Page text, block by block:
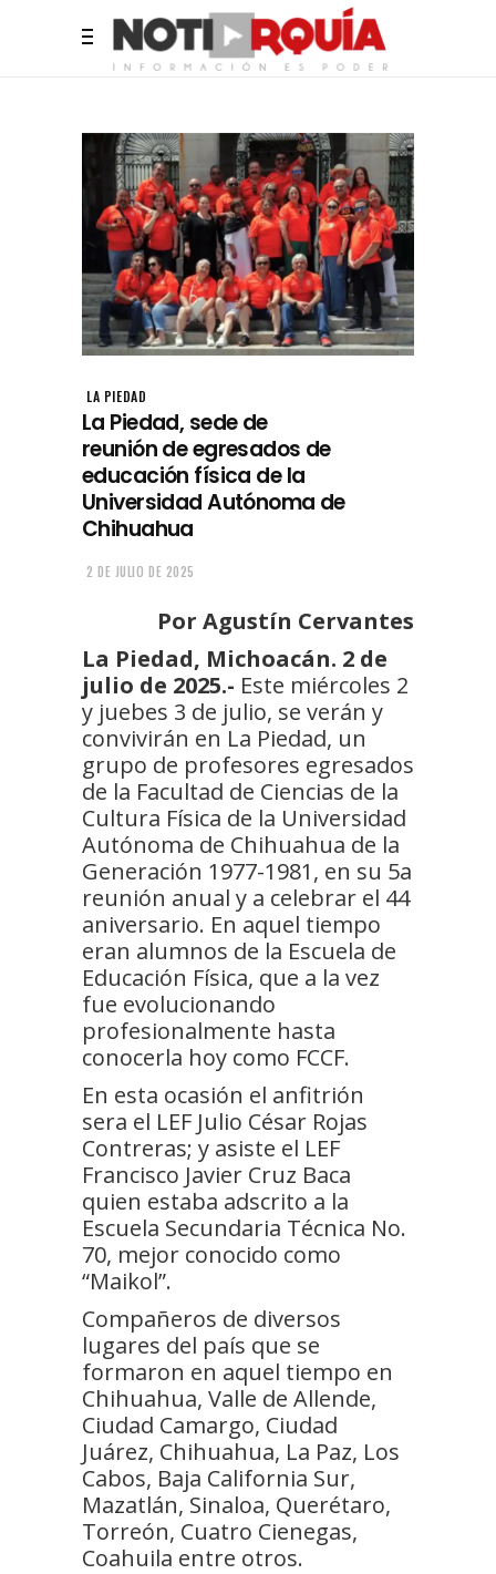
LA PIEDAD
La Piedad, sede de
reunión de egresados de
educación física de la
Universidad Autónoma de
Chihuahua
2 DE JULIO DE 2025
Por Agustín Cervantes
La Piedad, Michoacán. 2 de
julio de 2025.- Este miércoles 2
y juebes 3 de julio, se verán y
convivirán en La Piedad, un
grupo de profesores egresados
de la Facultad de Ciencias de la
Cultura Física de la Universidad
Autónoma de Chihuahua de la
Generación 1977-1981, en su 5a
reunión anual y a celebrar el 44
aniversario. En aquel tiempo
eran alumnos de la Escuela de
Educación Física, que a la vez
fue evolucionando
profesionalmente hasta
conocerla hoy como FCCF.
En esta ocasión el anfitrión
sera el LEF Julio César Rojas
Contreras; y asiste el LEF
Francisco Javier Cruz Baca
quien estaba adscrito a la
Escuela Secundaria Técnica No.
70, mejor conocido como
“Maikol”.
Compañeros de diversos
lugares del país que se
formaron en aquel tiempo en
Chihuahua, Valle de Allende,
Ciudad Camargo, Ciudad
Juárez, Chihuahua, La Paz, Los
Cabos, Baja California Sur,
Mazatlán, Sinaloa, Querétaro,
Torreón, Cuatro Cienegas,
Coahuila entre otros.